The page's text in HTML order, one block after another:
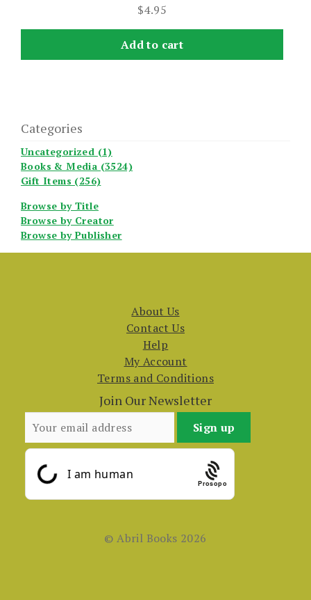
$4.95
Add to cart
Categories
Uncategorized (1)
Books & Media (3524)
Gift Items (256)
Browse by Title
Browse by Creator
Browse by Publisher
About Us
Contact Us
Help
My Account
Terms and Conditions
Join Our Newsletter
Prosopo
© Abril Books 2026